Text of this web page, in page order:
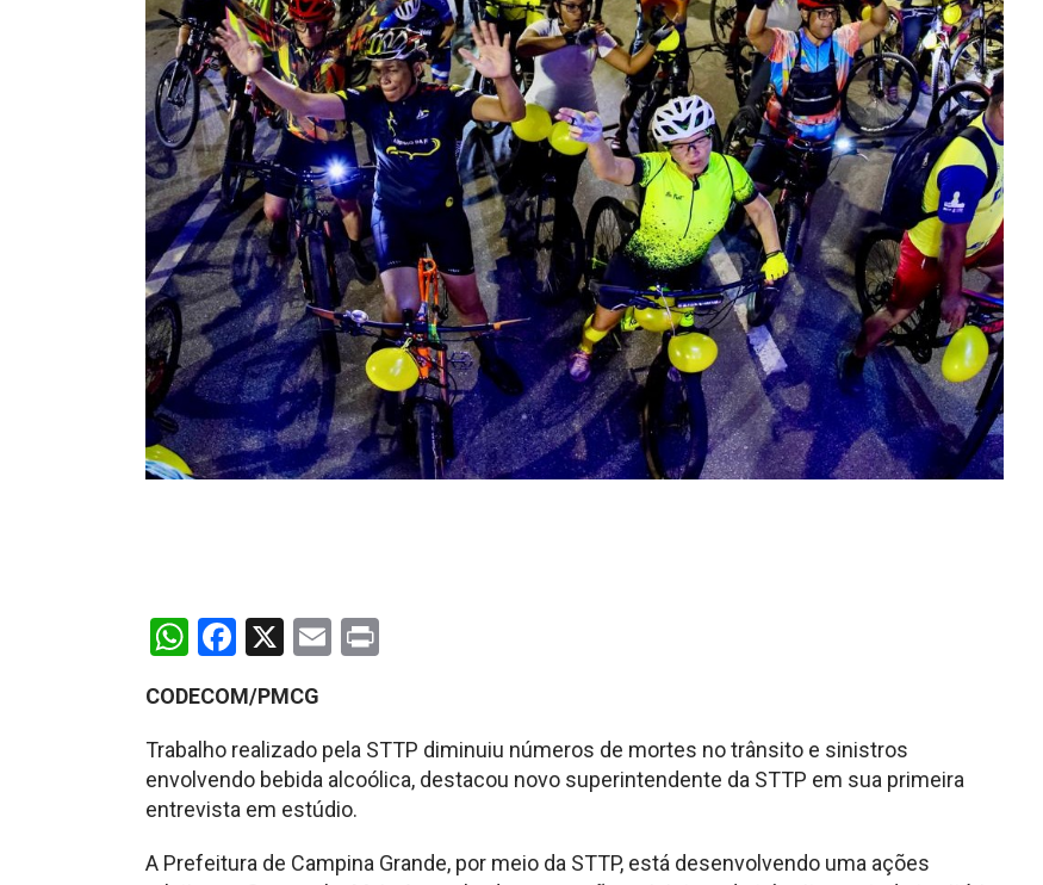
WhatsApp
Facebook
X Email
CODECOM/PMCG
Trabalho realizado pela STTP diminuiu números de mortes no trânsito e sinistros
envolvendo bebida alcoólica, destacou novo superintendente da STTP em sua primeira
entrevista em estúdio.
A Prefeitura de Campina Grande, por meio da STTP, está desenvolvendo uma ações